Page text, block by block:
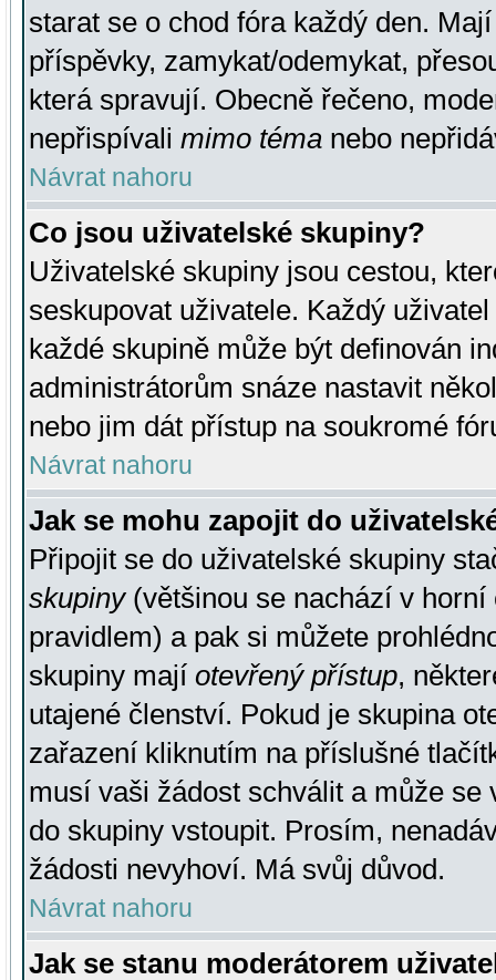
starat se o chod fóra každý den.
příspěvky, zamykat/odemykat,
která spravují. Obecně řečeno,
nepřispívali mimo téma nebo
Návrat nahoru
Co jsou uživatelské skupiny?
Uživatelské skupiny jsou cestou,
seskupovat uživatele. Každý
každé skupině může být definován
administrátorům snáze nastavit
nebo jim dát přístup na soukromé
Návrat nahoru
Jak se mohu zapojit do
Připojit se do uživatelské skupiny
skupiny(většinou se nachází v horní
pravidlem) a pak si můžete
skupiny mají otevřený přístup,
utajené členství. Pokud je skupina
zařazení kliknutím na příslušné
musí vaši žádost schválit a může se
do skupiny vstoupit. Prosím,
žádosti nevyhoví. Má svůj důvod.
Návrat nahoru
Jak se stanu moderátorem